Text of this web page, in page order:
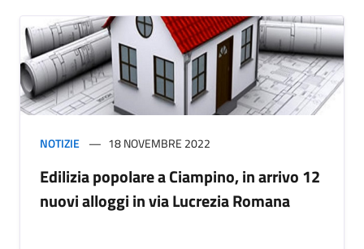
NOTIZIE 18 NOVEMBRE 2022
Edilizia popolare a Ciampino, in arrivo 12
nuovi alloggi in via Lucrezia Romana